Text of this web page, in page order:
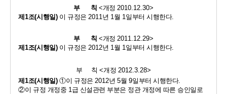
부      칙 <개정 2010.12.30>
제1조(시행일) 이 규정은 2011 년 1 월 1 일부터 시행한다.
부      칙 <개정 2011.12.29>
제1조(시행일) 이 규정은 2012년 1 월 1 일부터 시행한다.
부     칙 <개정 2012.3.28>
제 1조(시행일 ) ①이 규정은 2012년 5월 9일부터 시행한다.
②이 규정 개정중 1 급 신설관련 부분은 정관 개정에 따른 승인일로